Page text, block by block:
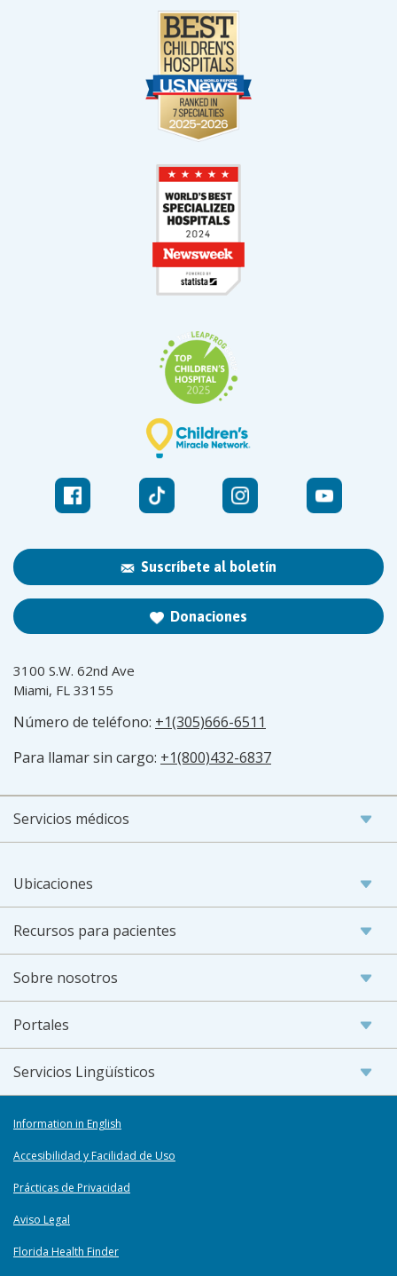
Suscríbete al boletín
Donaciones
3100 S.W. 62nd Ave
Miami, FL 33155
Número de teléfono: +1(305)666-6511
Para llamar sin cargo: +1(800)432-6837
Servicios médicos
Ubicaciones
Recursos para pacientes
Sobre nosotros
Portales
Servicios Lingüísticos
Information in English
Accesibilidad y Facilidad de Uso
Prácticas de Privacidad
Aviso Legal
Florida Health Finder